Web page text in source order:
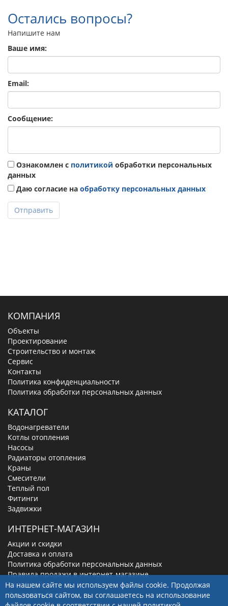
Остались вопросы?
Напишите нам
Ваше имя:
Email:
Сообщение:
Ознакомлен с политикой обработки персональных
данных
Даю согласие на обработку персональных данных
Отправить
КОМПАНИЯ
Объекты
Проектирование
Строительство и монтаж
Сервис
Контакты
Политика конфиденциальности
Политика обработки персональных данных
КАТАЛОГ
Водонагреватели
Котлы отопления
Насосы
Радиаторы отопления
Краны
Смесители
Теплый пол
Фитинги
Задвижки
ИНТЕРНЕТ-МАГАЗИН
Акции и скидки
Доставка и оплата
Политика обработки персональных данных
Правила продажи в интернет-магазине
Карта сайта
Личный кабинет
На нашем сайте мы используем файлы cookie. Продолжая
пользоваться сайтом, вы соглашаетесь на использование